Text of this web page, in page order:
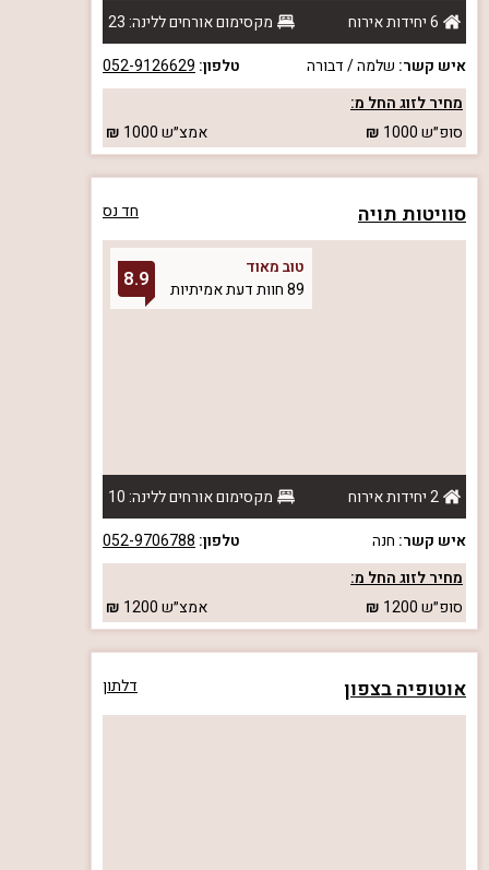
6 יחידות אירוח
מקסימום אורחים ללינה: 23
איש קשר: שלמה / דבורה טלפון: 052-9126629
מחיר לזוג החל מ:
סופ״ש1000 אמצ״ש1000
סוויטות תויה חד נס
טוב מאוד
89 חוות דעת אמיתיות
8.9
2 יחידות אירוח
מקסימום אורחים ללינה: 10
איש קשר: חנה טלפון: 052-9706788
מחיר לזוג החל מ:
סופ״ש1200 אמצ״ש1200
אוטופיה בצפון דלתון